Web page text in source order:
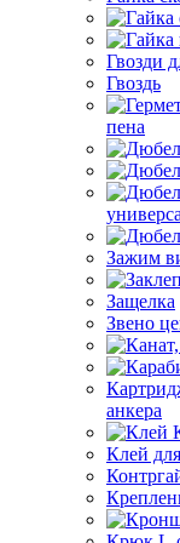
Гвозди
Гвоздь
пена
Зажим
Защелка
Звено
анкера
Клей